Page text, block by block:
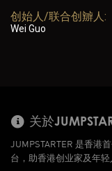
创始人/联合创辧人:
Wei Guo
关於
JUMPSTARTER 是香港
台，助香港创业家及年轻